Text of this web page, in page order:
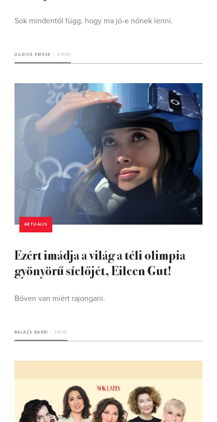
Sok mindentől függ, hogy ma jó-e nőnek lenni.
DUDICS EMESE 5 PERC
AKTUÁLIS
Ezért imádja a világ a téli olimpia
gyönyörű síelőjét, Eileen Gut!
Bőven van miért rajongani.
BALÁZS BARBI 3 PERC